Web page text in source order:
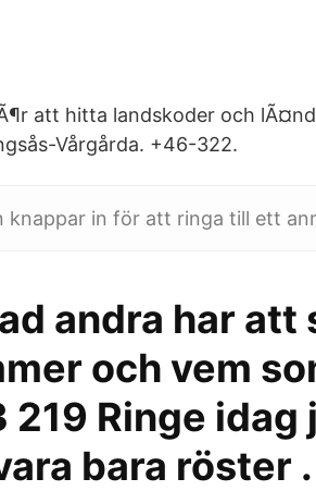
att hitta landskoder och
Vårgårda. +46-322.
knappar in för att ringa till ett
andra har att
och vem
Ringe idag
bara röster .